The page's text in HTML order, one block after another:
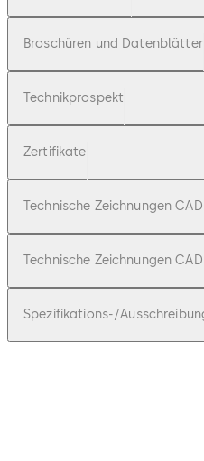
Broschüren und Datenblätter
Technikprospekt
Zertifikate
Technische Zeichnungen
Technische Zeichnungen CAD
Spezifikations-/